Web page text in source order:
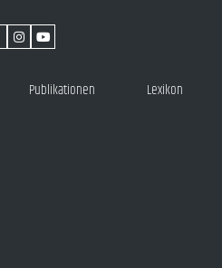
Publikationen Lexikon